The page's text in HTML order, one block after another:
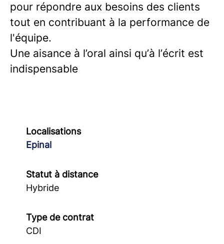
pour répondre aux besoins des clients
tout en contribuant à la performance de
l'équipe.
Une aisance à l’oral ainsi qu’à l’écrit est
indispensable
Localisations
Epinal
Statut à distance
Hybride
Type de contrat
CDI